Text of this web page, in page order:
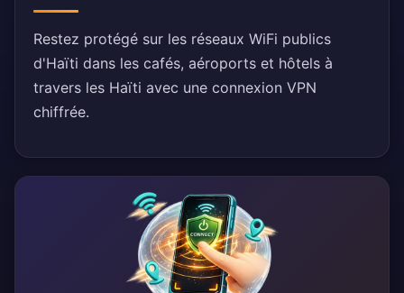
Restez protégé sur les réseaux WiFi publics
d'Haïti dans les cafés, aéroports et hôtels à
travers les Haïti avec une connexion VPN
chiffrée.